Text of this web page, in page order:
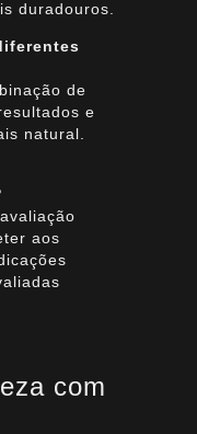
duradouros.
de
e
natural.
aos
com